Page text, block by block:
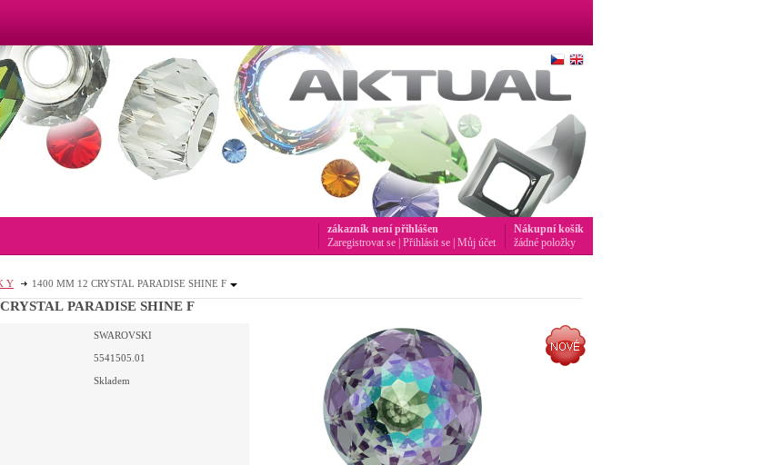
Y 1400 MM 12 CRYSTAL PARADISE SHINE F
PARADISE SHINE F
SWAROVSKI
5541505.01
Skladem
Nákupní košík
žádné položky
zákazník není přihlášen
Zaregistrovat se Přihlásit se Můj účet